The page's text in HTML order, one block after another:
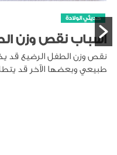
حديثي الولادة
أسباب نقص وزن
نقص وزن الطفل الرضيع قد
طبيعي وبعضها الآخر قد